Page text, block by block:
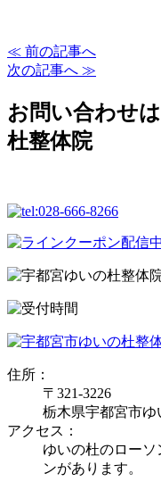
≪ 前の記事へ
次の記事へ ≫
お問い合わせ
杜整体院
住所：
〒321-3226
栃木県宇都宮市ゆ
アクセス：
ゆいの杜のロー
ンがあります。